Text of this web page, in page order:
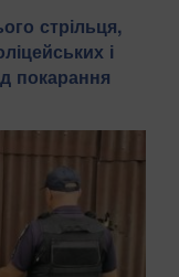
стрільця,
і
покарання